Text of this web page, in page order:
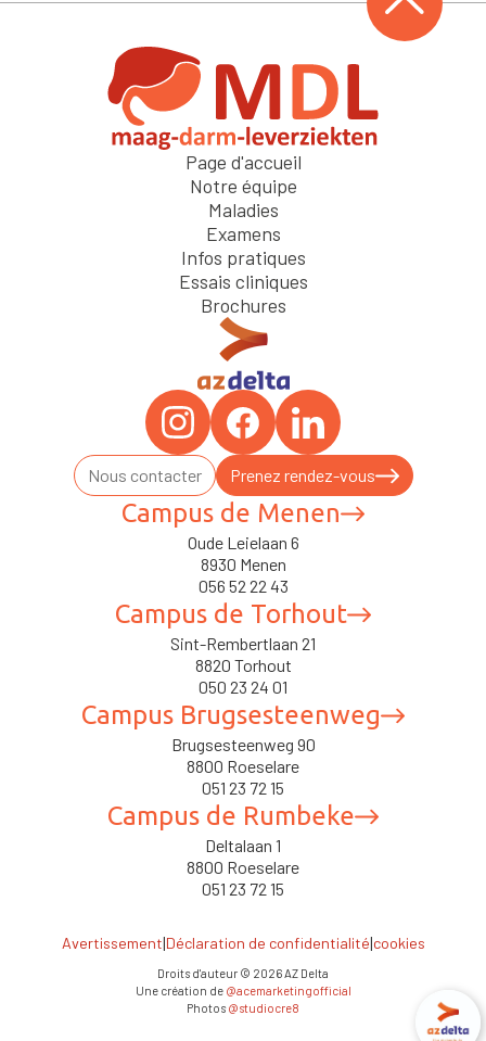
Page d'accueil
Notre équipe
Maladies
Examens
Infos pratiques
Essais cliniques
Brochures
Campus de Rumbeke
Deltalaan 1
8800 Roeselare
051 23 72 15
Campus Brugsesteenweg
Brugsesteenweg 90
8800 Roeselare
051 23 72 15
Campus de Torhout
Sint-Rembertlaan 21
8820 Torhout
050 23 24 01
Campus de Menen
Oude Leielaan 6
8930 Menen
056 52 22 43
Prenez rendez-vous
Nous contacter
Avertissement|Déclaration de confidentialité|cookies
Droits d'auteur © 2026AZ Delta
Une création de @acemarketingofficial
Photos@studiocre8